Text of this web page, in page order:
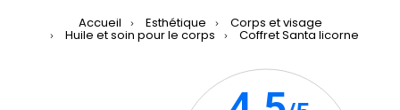
Accueil Esthétique Corps et visage
Huile et soin pour le corps Coffret Santa licorne